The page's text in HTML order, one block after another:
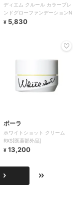
ディエム クルール カラーブレ
ンドグローファンデーションN
¥ 5,830
ポーラ
ホワイトショット クリーム
RXS[医薬部外品]
¥ 13,200